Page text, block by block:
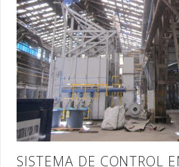
SISTEMA DE CONTROL